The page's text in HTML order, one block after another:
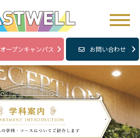
オープンキャンパス お問い合わせ